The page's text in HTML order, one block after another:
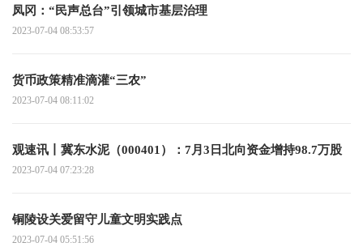
凤冈：“民声总台”引领城市基层治理
2023-07-04 08:53:57
货币政策精准滴灌“三农”
2023-07-04 08:11:02
观速讯丨冀东水泥（000401）：7月3日北向资金增持98.7万股
2023-07-04 07:23:28
铜陵设关爱留守儿童文明实践点
2023-07-04 05:51:56